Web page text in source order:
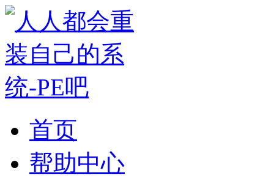
首页
帮助中心